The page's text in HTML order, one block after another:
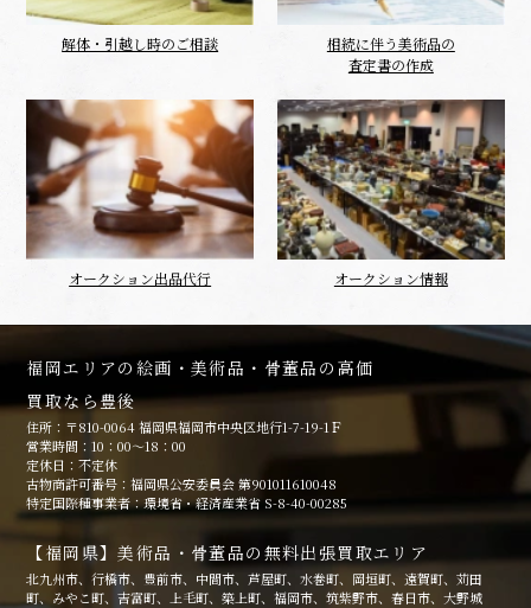
解体・引越し時のご相談
相続に伴う美術品の
査定書の作成
オークション出品代行 オークション情報
福岡エリアの絵画・美術品・骨董品の高価
買取なら豊後
住所：〒810-0064 福岡県福岡市中央区地行1-7-19-1Ｆ
営業時間：10：00～18：00
定休日：不定休
古物商許可番号：福岡県公安委員会 第901011610048
特定国際種事業者：環境省・経済産業省 S-8-40-00285
【福岡県】美術品・骨董品の無料出張買取エリア
北九州市、行橋市、豊前市、中間市、芦屋町、水巻町、岡垣町、遠賀町、苅田
町、みやこ町、吉富町、上毛町、築上町、福岡市、筑紫野市、春日市、大野城